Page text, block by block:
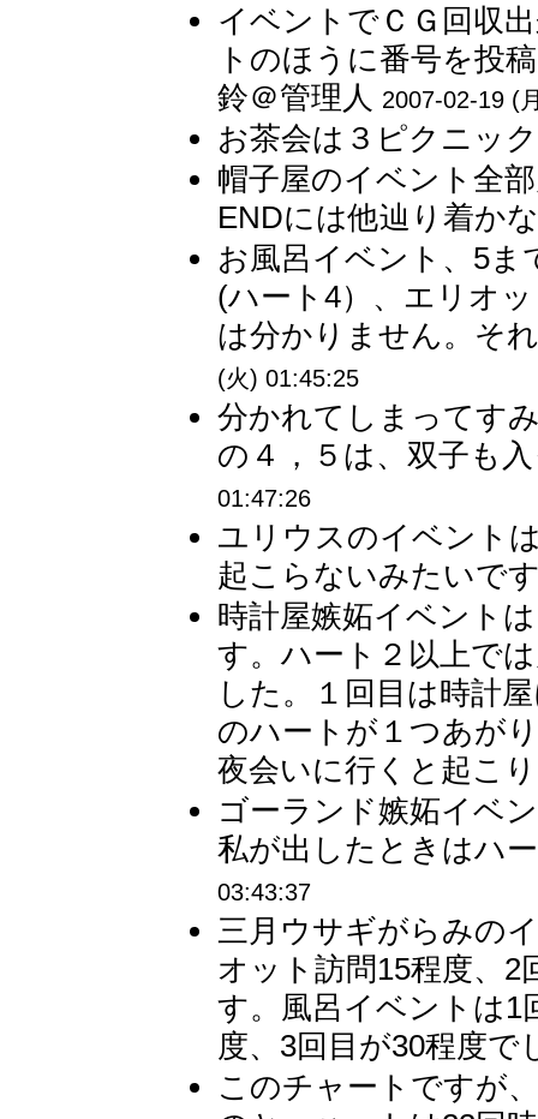
イベントでＣＧ回収
トのほうに番号を投
鈴＠管理人 2007-02-19 (
お茶会は３ピクニッ
帽子屋のイベント全
ENDには他辿り着か
お風呂イベント、5
(ハート4）、エリオ
は分かりません。そ
(火) 01:45:25
分かれてしまってす
の４，５は、双子も
01:47:26
ユリウスのイベント
起こらないみたいで
時計屋嫉妬イベント
す。ハート２以上で
した。１回目は時計
のハートが１つあが
夜会いに行くと起こ
ゴーランド嫉妬イベ
私が出したときはハ
03:43:37
三月ウサギがらみの
オット訪問15程度、2
す。風呂イベントは1
度、3回目が30程度
このチャートですが